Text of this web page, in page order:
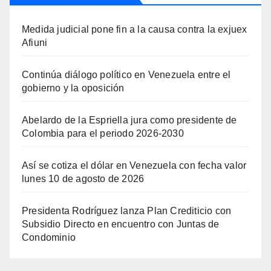
Medida judicial pone fin a la causa contra la exjuex
Afiuni
Continúa diálogo político en Venezuela entre el
gobierno y la oposición
Abelardo de la Espriella jura como presidente de
Colombia para el periodo 2026-2030
Así se cotiza el dólar en Venezuela con fecha valor
lunes 10 de agosto de 2026
Presidenta Rodríguez lanza Plan Crediticio con
Subsidio Directo en encuentro con Juntas de
Condominio